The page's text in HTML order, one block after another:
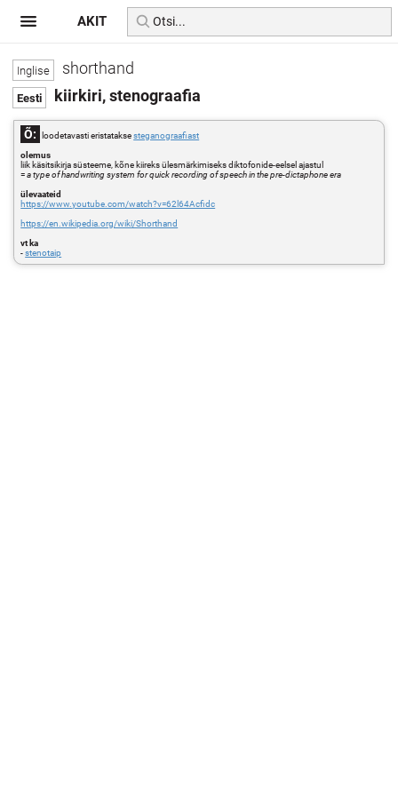
shorthand
kiirkiri, stenograafia
Õ: loodetavasti eristataksesteganograafiast
olemus
liik käsitsikirja süsteeme, kõne kiireks ülesmärkimiseks diktofonide-eelsel ajastul
=a type of handwriting system for quick recording of speech in the pre-dictaphone era
ülevaateid
https://www.youtube.com/watch?v=62l64Acfidc
https://en.wikipedia.org/wiki/Shorthand
vt ka
-stenotaip
AKIT